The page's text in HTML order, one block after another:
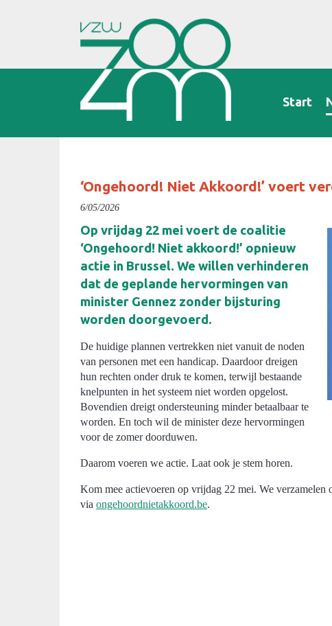
Start
‘Ongehoord! Niet Akkoord!’ voert
6/05/2026
Op vrijdag 22 mei voert de coalitie
‘Ongehoord! Niet akkoord!’ opnieuw
actie in Brussel. We willen verhinderen
dat de geplande hervormingen van
minister Gennez zonder bijsturing
worden doorgevoerd.
De huidige plannen vertrekken niet vanuit de noden
van personen met een handicap. Daardoor dreigen
hun rechten onder druk te komen, terwijl bestaande
knelpunten in het systeem niet worden opgelost.
Bovendien dreigt ondersteuning minder betaalbaar te
worden. En toch wil de minister deze hervormingen
voor de zomer doorduwen.
Daarom voeren we actie. Laat ook je stem horen.
Kom mee actievoeren op vrijdag 22 mei. We
via ongehoordnietakkoord.be.